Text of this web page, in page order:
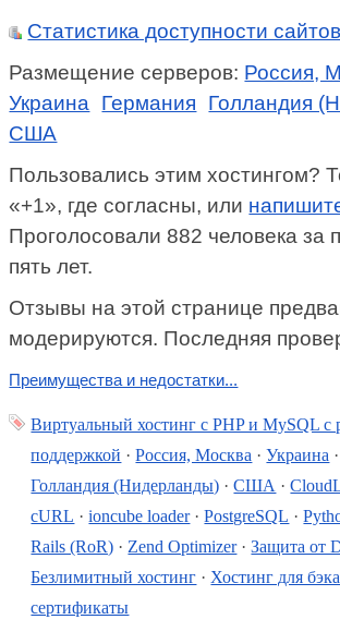
Статистика доступности сайтов
Размещение серверов: Россия,
Украина
Германия
Голландия
США
Пользовались этим хостингом?
«+1», где согласны, или
Проголосовали 882 человека за
пять лет.
Отзывы на этой странице
модерируются. Последняя
Преимущества и недостатки...
Виртуальный хостинг c PHP и MySQL с
поддержкой ·Россия, Москва ·Украина
Голландия (Нидерланды) ·США ·
cURL ·ioncube loader·PostgreSQL ·
Rails (RoR) ·Zend Optimizer·Защита от
Безлимитный хостинг ·Хостинг для
сертификаты